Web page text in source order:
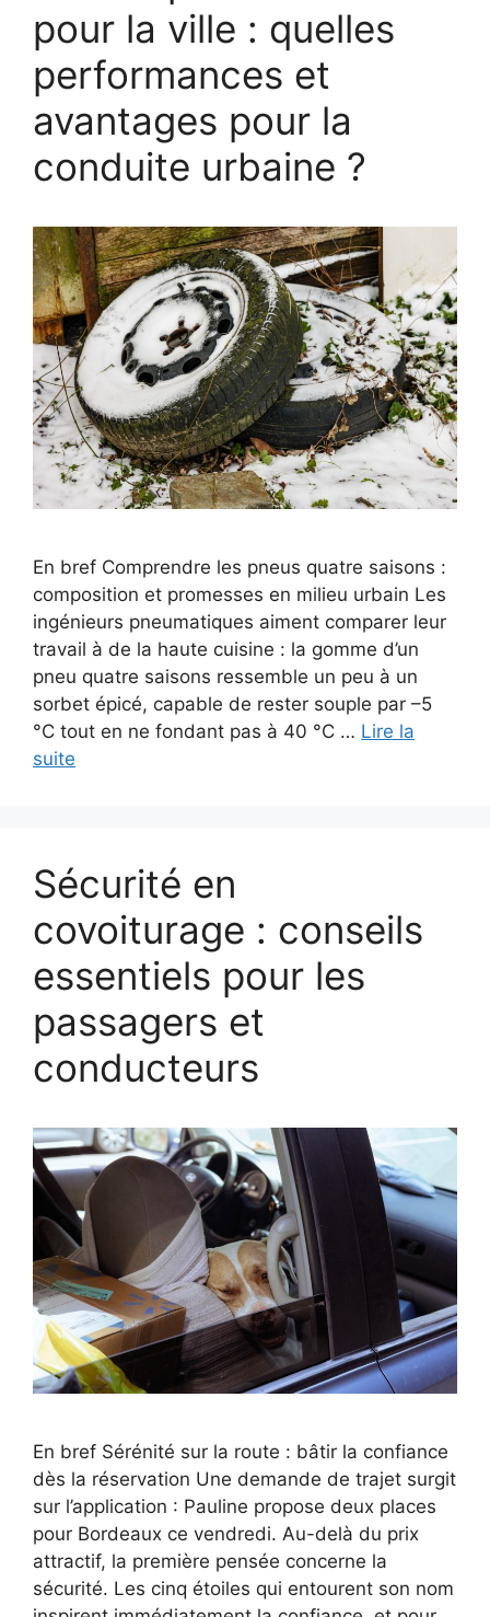
pour la ville : quelles
performances et
avantages pour la
conduite urbaine ?
En bref Comprendre les pneus quatre saisons :
composition et promesses en milieu urbain Les
ingénieurs pneumatiques aiment comparer leur
travail à de la haute cuisine : la gomme d’un
pneu quatre saisons ressemble un peu à un
sorbet épicé, capable de rester souple par –5
°C tout en ne fondant pas à 40 °C … Lire la
suite
Sécurité en
covoiturage : conseils
essentiels pour les
passagers et
conducteurs
En bref Sérénité sur la route : bâtir la confiance
dès la réservation Une demande de trajet surgit
sur l’application : Pauline propose deux places
pour Bordeaux ce vendredi. Au-delà du prix
attractif, la première pensée concerne la
sécurité. Les cinq étoiles qui entourent son nom